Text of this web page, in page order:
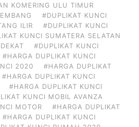
KOMERING ULU TIMUR
#DUPLIKAT KUNCI
ILIR
#DUPLIKAT KUNCI
KUNCI SUMATERA SELATAN
#DUPLIKAT KUNCI
#HARGA DUPLIKAT KUNCI
2020
#HARGA DUPLIKAT
#HARGA DUPLIKAT KUNCI
#HARGA DUPLIKAT KUNCI
KUNCI MOBIL AVANZA
MOTOR
#HARGA DUPLIKAT
#HARGA DUPLIKAT KUNCI